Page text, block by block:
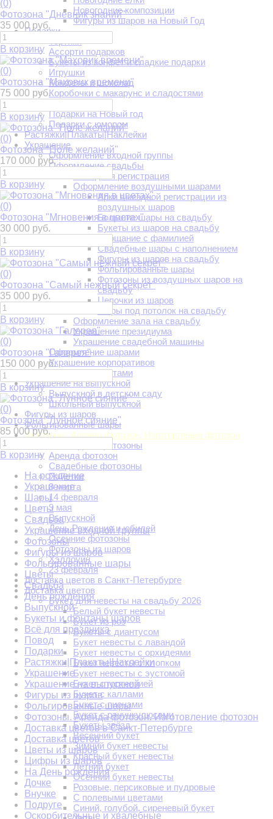
Новогодние композиции
Фигуры из шаров на Новый Год
Подарки
Тортики
Ассорти подарков
Букеты из конфет и сладкие подарки
Игрушки
Конфеты и шоколад
Коробочки с макарунс и сладостями
Подарки на Новый год
Подарки с юмором
Растяжки|Плакаты|Наклейки
Украшение
Оформление входной группы
Оформление свадьбы
Выездная регистрация
Оформление воздушными шарами
Арки выездной регистрации из
воздушных шаров
Большие шары на свадьбу
Букеты из шаров на свадьбу
Прощание с фамилией
Свадебные шары с наполнением
Фигуры из шаров на свадьбу
Фольгированные шары
Фотозоны из воздушных шаров на
свадьбу
Цепочки из шаров
Шары под потолок на свадьбу
Оформление зала на свадьбу
Украшение президиума
Украшение свадебной машины
Оформление шарами
Украшение корпоративов
Украшение цветами
Украшение на выпускной
Выпускной в детском саду
Школьный выпускной
Фигуры из шаров
Фольгированные шары
Фотозоны. Аренда фотозон. Изготовление фотозон
Новогодние фотозоны
Аренда фотозон
Свадебные фотозоны
Пайетки
8 марта
14 февраля
9 мая
Выпускной
День Рождения и юбилей
Осенние фотозоны
Фотозоны из шаров
Хэллоуин
23 февраля
Доставка цветов в Санкт-Петербурге
Доставка цветов
Букет для невесты на свадьбу 2026
Белый букет невесты
Букет из роз
Букеты с диантусом
Букет невесты с лавандой
Букет невесты с орхидеями
Букет невесты с хлопком
Букет невесты с эустомой
Букет с гортензией
Букет с каллами
Букет с пионами
Букет с ранункулюсами
Букеты звёзд
Весенний букет
Зимний букет невесты
Красный букет невесты
Летний букет
Осенний букет невесты
Розовые, персиковые и пудровые
С полевыми цветами
Синий, голубой, сиреневый букет
(0)
Фотозона "Дневник знаний"
35 000 руб.
В корзину
(0)
Фотозона "Маховик времени"
75 000 руб.
В корзину
(0)
Фотозона "Поле желаний"
170 000 руб.
В корзину
(0)
Фотозона "Мгновения в цветах"
30 000 руб.
В корзину
(0)
Фотозона "Самый нежный секрет"
35 000 руб.
В корзину
(0)
Фотозона "Галерея"
150 000 руб.
В корзину
(0)
Фотозона "Лунное сияние"
85 000 руб.
В корзину
На рождение
Украшение
Шары
Цветы
Свадьба
Украшение входной группы
Фотозоны
Фигуры из шаров
Фольгированные шары
Цветы
Свадьба
День рождения
Выпускной
Букеты и фонтаны шаров
Всё для праздника
Повод
Подарки
Растяжки|Плакаты|Наклейки
Украшение
Украшение на выпускной
Фигуры из шаров
Фольгированные шары
Фотозоны. Аренда фотозон. Изготовление фотозон
Доставка цветов в Санкт-Петербурге
Доставка цветов
Цветы из шаров
Цифры из шаров
На День рождения
Дочке
Внучке
Подруге
Оскорбительные и хвалебные